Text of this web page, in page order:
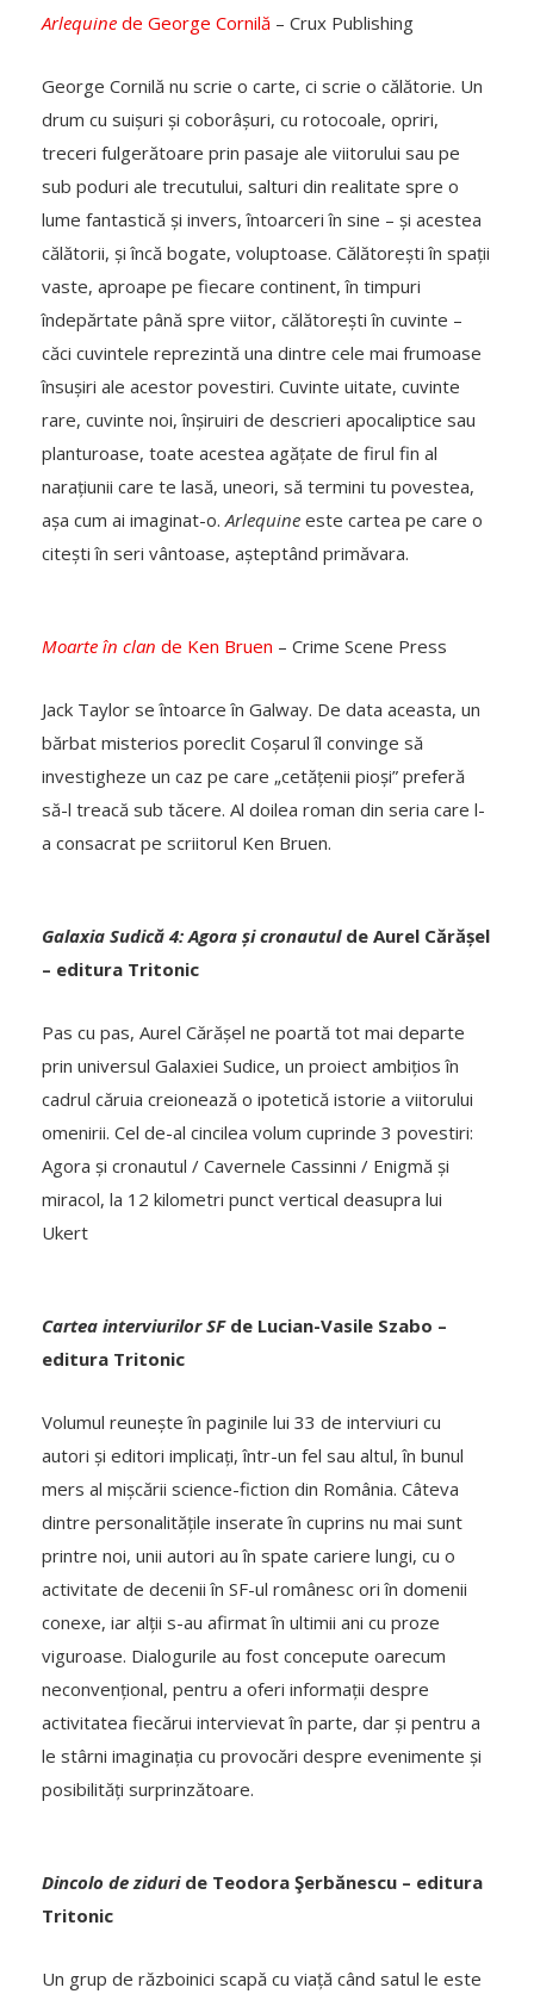
Arlequine de George Cornilă – Crux Publishing
George Cornilă nu scrie o carte, ci scrie o călătorie. Un
drum cu suișuri și coborâșuri, cu rotocoale, opriri,
treceri fulgerătoare prin pasaje ale viitorului sau pe
sub poduri ale trecutului, salturi din realitate spre o
lume fantastică și invers, întoarceri în sine – și acestea
călătorii, și încă bogate, voluptoase. Călătorești în spații
vaste, aproape pe fiecare continent, în timpuri
îndepărtate până spre viitor, călătorești în cuvinte –
căci cuvintele reprezintă una dintre cele mai frumoase
însușiri ale acestor povestiri. Cuvinte uitate, cuvinte
rare, cuvinte noi, înșiruiri de descrieri apocaliptice sau
planturoase, toate acestea agățate de firul fin al
narațiunii care te lasă, uneori, să termini tu povestea,
așa cum ai imaginat-o.Arlequine este cartea pe care o
citești în seri vântoase, așteptând primăvara.
Moarte în clan de Ken Bruen – Crime Scene Press
Jack Taylor se întoarce în Galway. De data aceasta, un
bărbat misterios poreclit Coșarul îl convinge să
investigheze un caz pe care „cetățenii pioși” preferă
să-l treacă sub tăcere. Al doilea roman din seria care l-
a consacrat pe scriitorul Ken Bruen.
Galaxia Sudică 4: Agora și cronautulde Aurel Cărășel
– editura Tritonic
Pas cu pas, Aurel Cărășel ne poartă tot mai departe
prin universul Galaxiei Sudice, un proiect ambițios în
cadrul căruia creionează o ipotetică istorie a viitorului
omenirii. Cel de-al cincilea volum cuprinde 3 povestiri:
Agora și cronautul / Cavernele Cassinni / Enigmă și
miracol, la 12 kilometri punct vertical deasupra lui
Ukert
Cartea interviurilor SFde Lucian-Vasile Szabo –
editura Tritonic
Volumul reunește în paginile lui 33 de interviuri cu
autori și editori implicați, într-un fel sau altul, în bunul
mers al mișcării science-fiction din România. Câteva
dintre personalitățile inserate în cuprins nu mai sunt
printre noi, unii autori au în spate cariere lungi, cu o
activitate de decenii în SF-ul românesc ori în domenii
conexe, iar alții s-au afirmat în ultimii ani cu proze
viguroase. Dialogurile au fost concepute oarecum
neconvențional, pentru a oferi informații despre
activitatea fiecărui intervievat în parte, dar și pentru a
le stârni imaginația cu provocări despre evenimente și
posibilități surprinzătoare.
Dincolo de ziduride Teodora Şerbănescu – editura
Tritonic
Un grup de războinici scapă cu viață când satul le este